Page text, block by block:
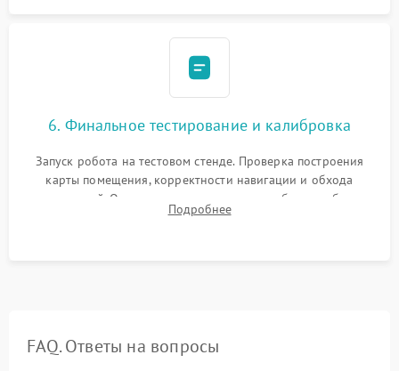
6. Финальное тестирование и калибровка
Запуск робота на тестовом стенде. Проверка построения
карты помещения, корректности навигации и обхода
препятствий. Оценка силы всасывания и работы турбины.
Тестирование автоматического возврата на док-станцию и
Подробнее
FAQ. Ответы на вопросы